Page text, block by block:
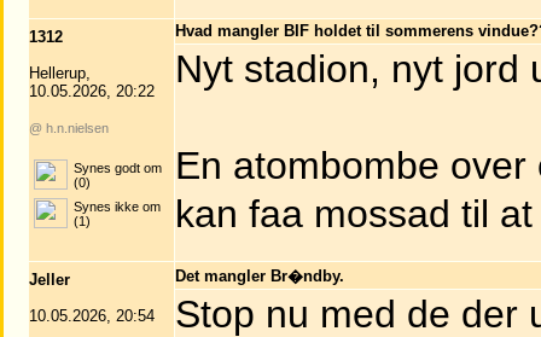
1312
Hellerup,
10.05.2026, 20:22
@ h.n.nielsen
Synes godt om
(0)
Synes ikke om
(1)
Hvad mangler BIF holdet til sommerens
Nyt stadion, nyt jord
En atombombe
kan faa mossad til
Jeller
10.05.2026, 20:54
Det mangler Br�ndby.
Stop nu med de der